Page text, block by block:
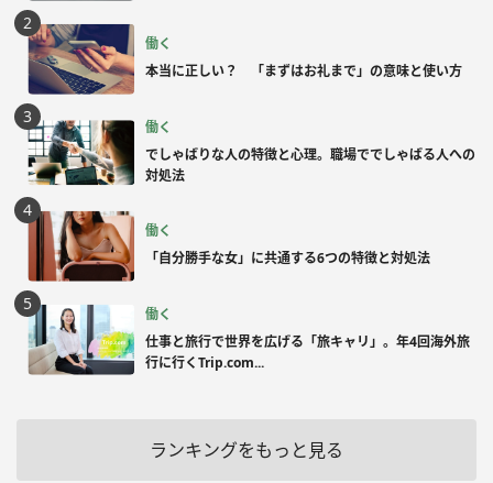
働く
本当に正しい？ 「まずはお礼まで」の意味と使い方
働く
でしゃばりな人の特徴と心理。職場ででしゃばる人への
対処法
働く
「自分勝手な女」に共通する6つの特徴と対処法
働く
仕事と旅行で世界を広げる「旅キャリ」。年4回海外旅
行に行くTrip.com...
ランキングをもっと見る